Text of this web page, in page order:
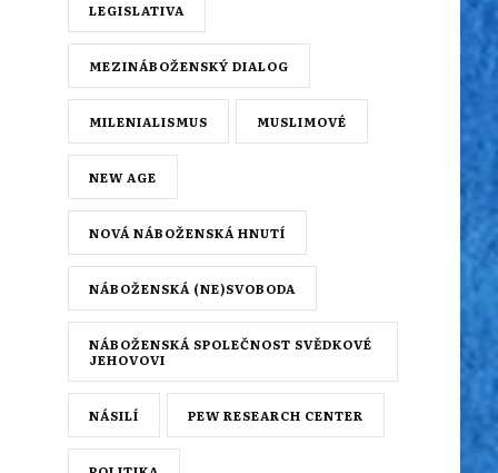
LEGISLATIVA
MEZINÁBOŽENSKÝ DIALOG
MILENIALISMUS MUSLIMOVÉ
NEW AGE
NOVÁ NÁBOŽENSKÁ HNUTÍ
NÁBOŽENSKÁ (NE)SVOBODA
NÁBOŽENSKÁ SPOLEČNOST SVĚDKOVÉ
JEHOVOVI
NÁSILÍ PEW RESEARCH CENTER